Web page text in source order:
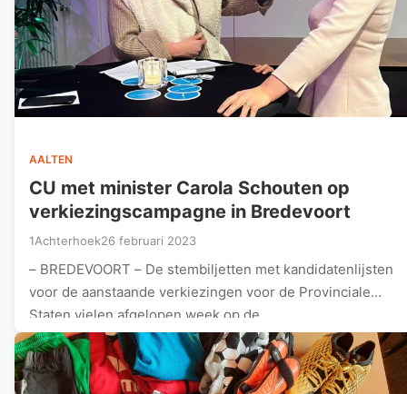
AALTEN
CU met minister Carola Schouten op
verkiezingscampagne in Bredevoort
1Achterhoek26 februari 2023
– BREDEVOORT – De stembiljetten met kandidatenlijsten
voor de aanstaande verkiezingen voor de Provinciale
Staten vielen afgelopen week op de…